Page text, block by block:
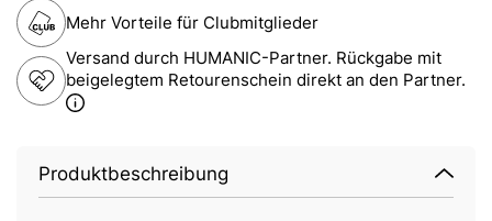
Mehr Vorteile für Clubmitglieder
Versand durch HUMANIC-Partner. Rückgabe mit
beigelegtem Retourenschein direkt an den Partner.
Produktbeschreibung